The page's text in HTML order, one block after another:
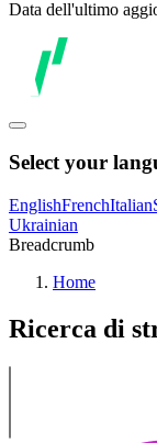
Data dell'ultimo
Select your
EnglishFrenchItalian
Ukrainian
Breadcrumb
Home
Ricerca di